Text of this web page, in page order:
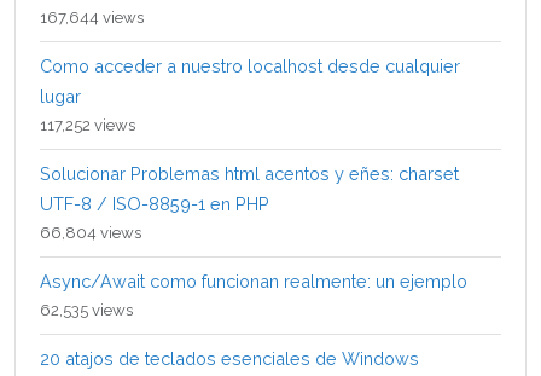
167,644 views
Como acceder a nuestro localhost desde cualquier
lugar
117,252 views
Solucionar Problemas html acentos y eñes: charset
UTF-8 / ISO-8859-1 en PHP
66,804 views
Async/Await como funcionan realmente: un ejemplo
62,535 views
20 atajos de teclados esenciales de Windows